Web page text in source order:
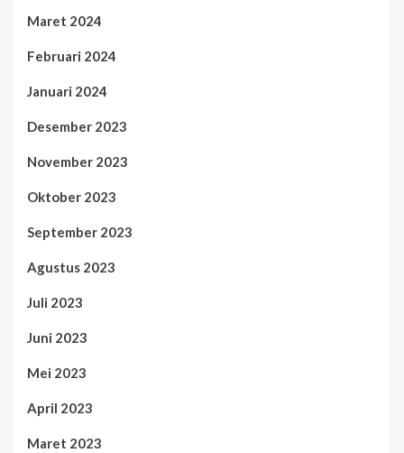
Maret 2024
Februari 2024
Januari 2024
Desember 2023
November 2023
Oktober 2023
September 2023
Agustus 2023
Juli 2023
Juni 2023
Mei 2023
April 2023
Maret 2023